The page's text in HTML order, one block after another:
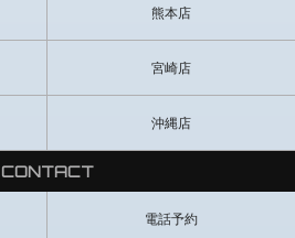
熊本店
宮崎店
沖縄店
CONTACT
電話予約